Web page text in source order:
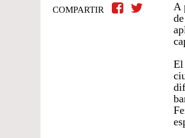
COMPARTIR
A
El